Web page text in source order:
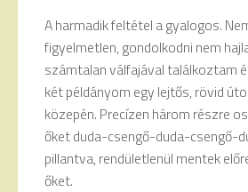
A harmadik feltétel a gyalogos.
figyelmetlen, gondolkodni nem
számtalan válfajával találkoztam
két példányom egy lejtős, rövid
közepén. Precízen három részre
őket duda-csengő-duda-csengő-
pillantva, rendületlenül mentek
őket.